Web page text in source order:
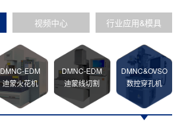
视频中心 行业应用&模具
DMNC-EDM
迪蒙火花机
DMNC-EDM
迪蒙线切割
DMNC&OVSO
数控穿孔机